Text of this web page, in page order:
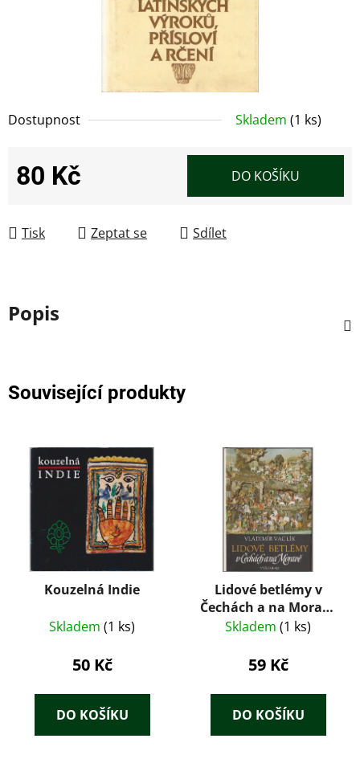
Dostupnost Skladem (1 ks)
80 Kč DO KOŠÍKU
Tisk Zeptat se Sdílet
Popis
Související produkty
Kouzelná Indie
Skladem (1 ks)
50 Kč
DO KOŠÍKU
Lidové betlémy v
Čechách a na Moravě
– Vladimír Vaclík
Skladem (1 ks)
59 Kč
DO KOŠÍKU